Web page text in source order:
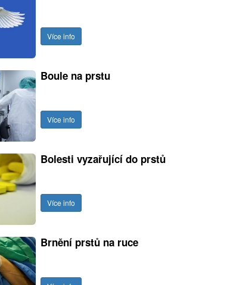
Více info
Boule na prstu
Více info
Bolesti vyzařující do prstů
Více info
Brnění prstů na ruce